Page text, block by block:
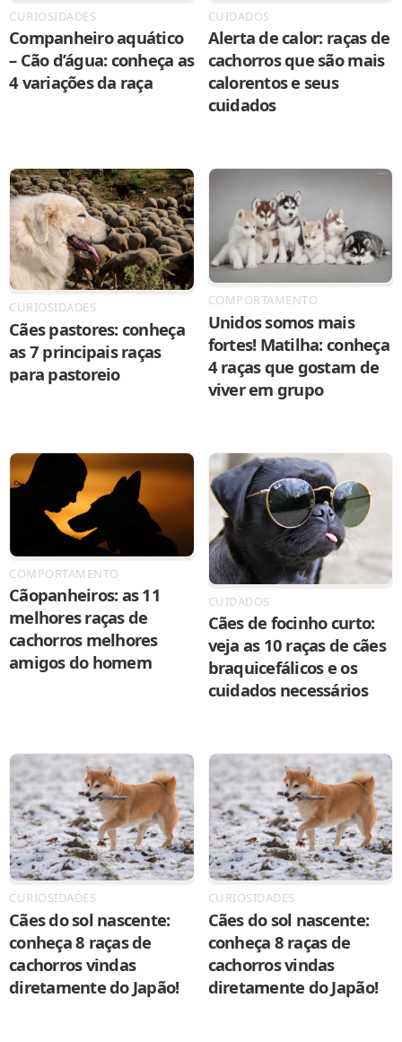
CURIOSIDADES
Companheiro aquático
– Cão d’água: conheça as
4 variações da raça
CUIDADOS
Alerta de calor: raças de
cachorros que são mais
calorentos e seus
cuidados
CURIOSIDADES
Cães pastores: conheça
as 7 principais raças
para pastoreio
COMPORTAMENTO
Unidos somos mais
fortes! Matilha: conheça
4 raças que gostam de
viver em grupo
COMPORTAMENTO
Cãopanheiros: as 11
melhores raças de
cachorros melhores
amigos do homem
CUIDADOS
Cães de focinho curto:
veja as 10 raças de cães
braquicefálicos e os
cuidados necessários
CURIOSIDADES
Cães do sol nascente:
conheça 8 raças de
cachorros vindas
diretamente do Japão!
CURIOSIDADES
Cães do sol nascente:
conheça 8 raças de
cachorros vindas
diretamente do Japão!